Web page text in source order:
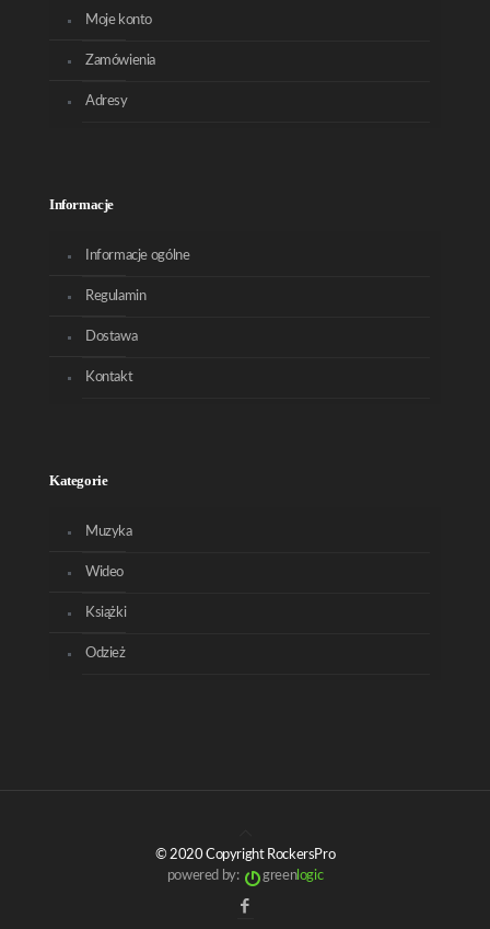
Moje konto
Zamówienia
Adresy
Informacje
Informacje ogólne
Regulamin
Dostawa
Kontakt
Kategorie
Muzyka
Wideo
Książki
Odzież
© 2020 Copyright RockersPro
powered by:
greenlogic